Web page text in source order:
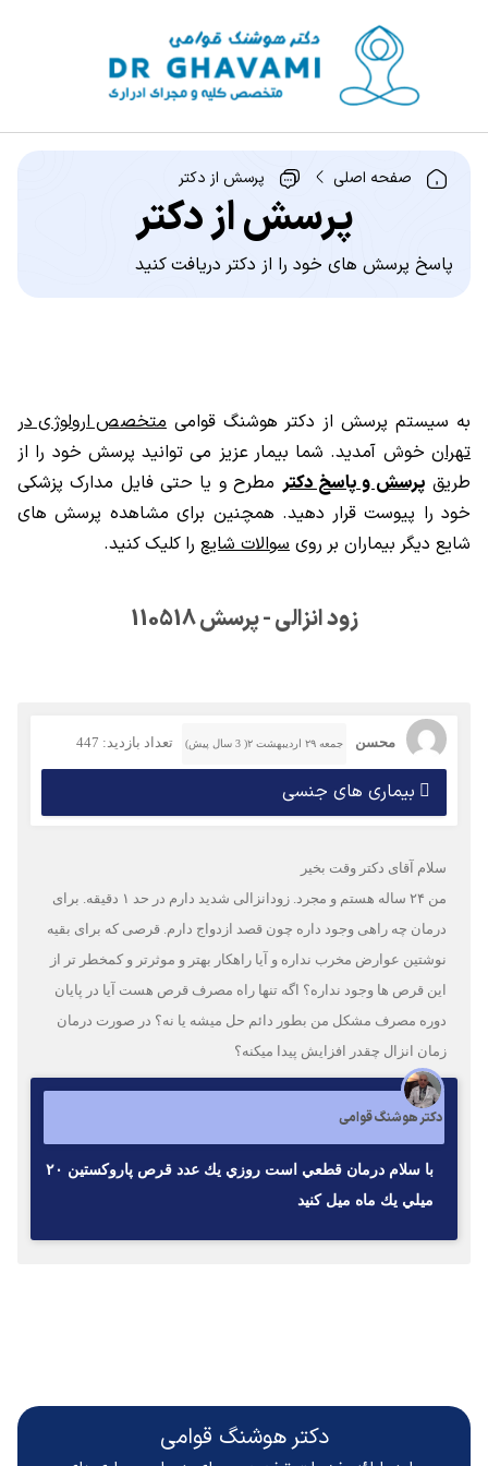
صفحه اصلی پرسش از دکتر
پرسش از دکتر
پاسخ پرسش های خود را از دکتر دریافت کنید
به سیستم پرسش از دکتر هوشنگ قوامی متخصص ارولوژی در
تهران خوش آمدید. شما بیمار عزیز می توانید پرسش خود را از
طریق پرسش و پاسخ دکتر مطرح و یا حتی فایل مدارک پزشکی
خود را پیوست قرار دهید. همچنین برای مشاهده پرسش های
شایع دیگر بیماران بر روی سوالات شایع را کلیک کنید.
زود انزالی - پرسش 110518
محسن جمعه ۲۹ اردیبهشت ۲( 3 سال پیش) تعداد بازدید: 447
بیماری های جنسی
سلام آقای دکتر وقت بخیر
من ۲۴ ساله هستم و مجرد. زودانزالی شدید دارم در حد ۱ دقیقه. برای
درمان چه راهی وجود داره چون قصد ازدواج دارم. قرصی که برای بقیه
نوشتین عوارض مخرب نداره و آیا راهکار بهتر و موثرتر و کمخطر تر از
این قرص ها وجود نداره؟ اگه تنها راه مصرف قرص هست آیا در پایان
دوره مصرف مشکل من بطور دائم حل میشه یا نه؟ در صورت درمان
زمان انزال چقدر افزایش پیدا میکنه؟
دکتر هوشنگ قوامی
با سلام درمان قطعي است روزي يك عدد قرص پاروكستين ٢٠
ميلي يك ماه ميل كنيد
دکتر هوشنگ قوامی